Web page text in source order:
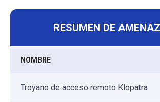
RESUMEN DE
NOMBRE
Troyano de acceso remoto Klopatra